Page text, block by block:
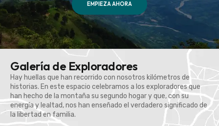
EMPIEZA AHORA
Galería de Exploradores
Hay huellas que han recorrido con nosotros kilómetros de
historias. En este espacio celebramos a los exploradores que
han hecho de la montaña su segundo hogar y que, con su
energía y lealtad, nos han enseñado el verdadero significado de
la libertad en familia.